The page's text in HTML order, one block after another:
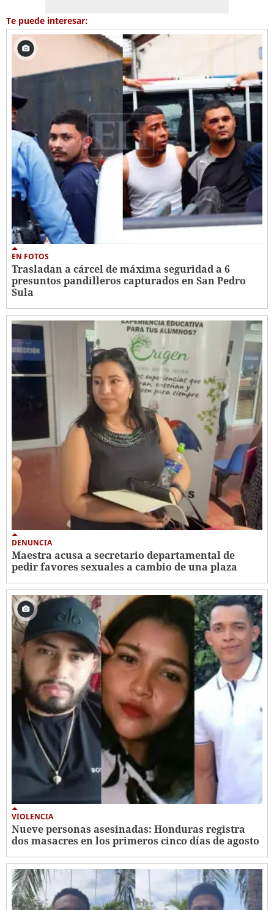
Te puede interesar:
EN FOTOS
Trasladan a cárcel de máxima seguridad a 6
presuntos pandilleros capturados en San Pedro
Sula
DENUNCIA
Maestra acusa a secretario departamental de
pedir favores sexuales a cambio de una plaza
VIOLENCIA
Nueve personas asesinadas: Honduras registra
dos masacres en los primeros cinco días de agosto